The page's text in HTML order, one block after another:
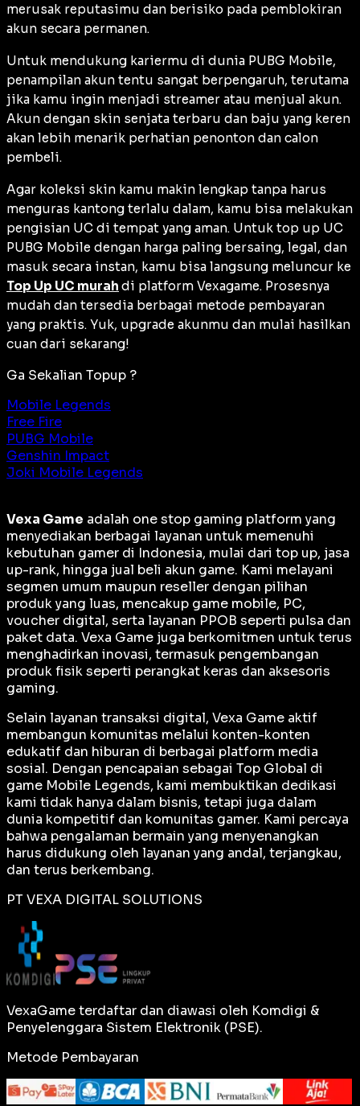
merusak reputasimu dan berisiko pada pemblokiran
akun secara permanen.
Untuk mendukung kariermu di dunia PUBG Mobile,
penampilan akun tentu sangat berpengaruh, terutama
jika kamu ingin menjadi streamer atau menjual akun.
Akun dengan skin senjata terbaru dan baju yang keren
akan lebih menarik perhatian penonton dan calon
pembeli.
Agar koleksi skin kamu makin lengkap tanpa harus
menguras kantong terlalu dalam, kamu bisa melakukan
pengisian UC di tempat yang aman. Untuk top up UC
PUBG Mobile dengan harga paling bersaing, legal, dan
masuk secara instan, kamu bisa langsung meluncur ke
Top Up UC murah di platform Vexagame. Prosesnya
mudah dan tersedia berbagai metode pembayaran
yang praktis. Yuk, upgrade akunmu dan mulai hasilkan
cuan dari sekarang!
Ga Sekalian Topup ?
Mobile Legends
Free Fire
PUBG Mobile
Genshin Impact
Joki Mobile Legends
Vexa Game adalah one stop gaming platform yang
menyediakan berbagai layanan untuk memenuhi
kebutuhan gamer di Indonesia, mulai dari top up, jasa
up-rank, hingga jual beli akun game. Kami melayani
segmen umum maupun reseller dengan pilihan
produk yang luas, mencakup game mobile, PC,
voucher digital, serta layanan PPOB seperti pulsa dan
paket data. Vexa Game juga berkomitmen untuk terus
menghadirkan inovasi, termasuk pengembangan
produk fisik seperti perangkat keras dan aksesoris
gaming.
Selain layanan transaksi digital, Vexa Game aktif
membangun komunitas melalui konten-konten
edukatif dan hiburan di berbagai platform media
sosial. Dengan pencapaian sebagai Top Global di
game Mobile Legends, kami membuktikan dedikasi
kami tidak hanya dalam bisnis, tetapi juga dalam
dunia kompetitif dan komunitas gamer. Kami percaya
bahwa pengalaman bermain yang menyenangkan
harus didukung oleh layanan yang andal, terjangkau,
dan terus berkembang.
PT VEXA DIGITAL SOLUTIONS
VexaGame terdaftar dan diawasi oleh Komdigi &
Penyelenggara Sistem Elektronik (PSE).
Metode Pembayaran